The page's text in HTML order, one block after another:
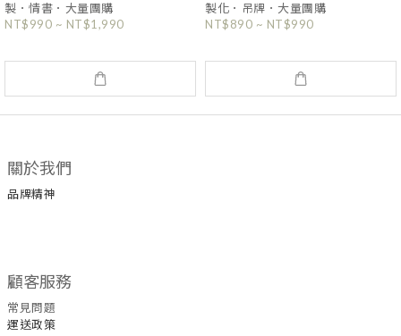
製．情書．大量團購
NT$990 ~ NT$1,990
製化．吊牌．大量團購
NT$890 ~ NT$990
關於我們
品牌精神
顧客服務
常見問題
運送政策